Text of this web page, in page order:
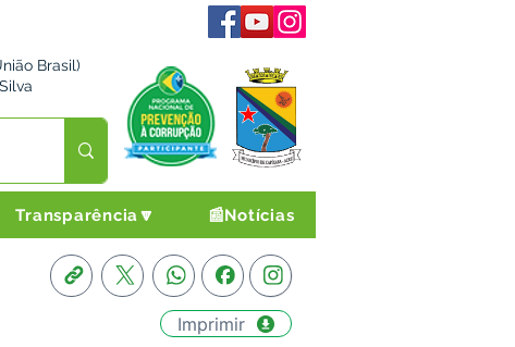
Brasil)
Transparência🔽 📰Notícias
Imprimir